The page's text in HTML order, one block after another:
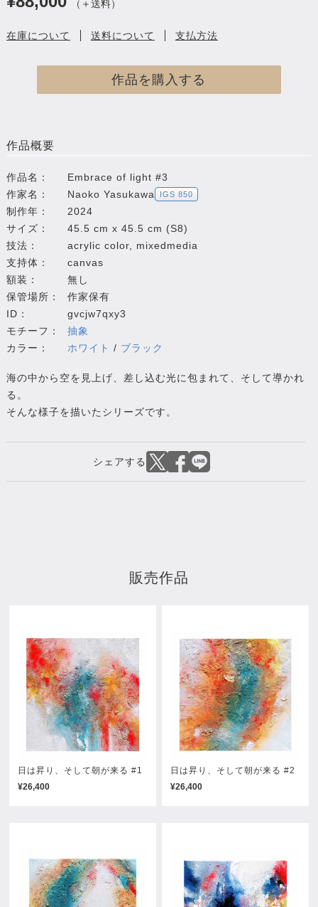
（＋送料）
作品を購入する
在庫について 送料について 支払方法
作品概要
作品名：
Embrace of light #3
作家名：
Naoko Yasukawa IGS 850
制作年：
2024
サイズ：
45.5 cm x 45.5 cm (S8)
技法：
acrylic color, mixedmedia
支持体：
canvas
額装：
無し
保管場所：
作家保有
ID：
gvcjw7qxy3
モチーフ：
抽象
カラー：
ホワイト / ブラック
海の中から空を見上げ、差し込む光に包まれて、そして導かれ
る。
そんな様子を描いたシリーズです。
販売作品
日は昇り、そして朝が来る #1
¥26,400
日は昇り、そして朝が来る #2
¥26,400